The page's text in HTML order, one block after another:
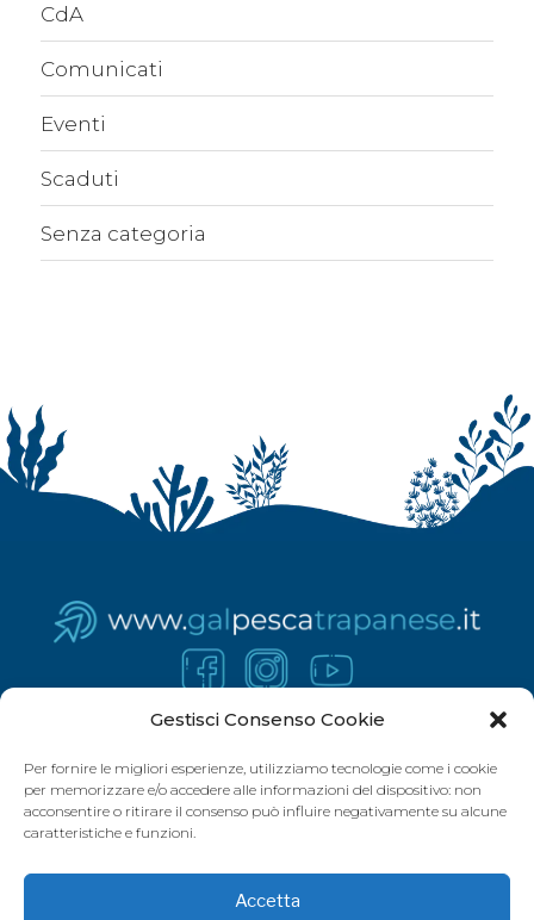
Gestisci Consenso Cookie
Per fornire le migliori esperienze, utilizziamo tecnologie come i cookie
per memorizzare e/o accedere alle informazioni del dispositivo: non
acconsentire o ritirare il consenso può influire negativamente su alcune
caratteristiche e funzioni.
Accetta
CdA
Comunicati
Eventi
Scaduti
Senza categoria